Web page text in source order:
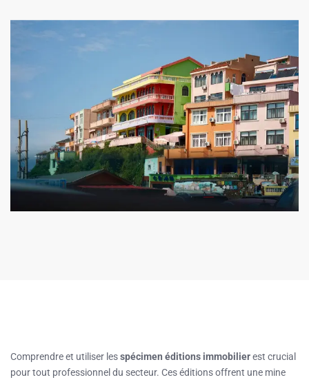
Comprendre et utiliser lesspécimen éditions immobilierest crucial
pour tout professionnel du secteur. Ces éditions offrent une mine